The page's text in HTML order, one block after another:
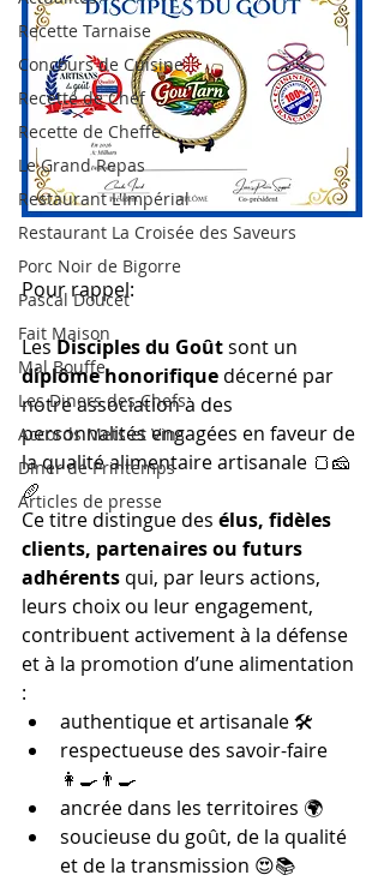
Recette Tarnaise
Concours de Cuisine
Recette de Chef
Recette de Cheffe
Le Grand Repas
Restaurant L'Impérial
Restaurant La Croisée des Saveurs
Porc Noir de Bigorre
Pascal Doucet
Fait Maison
Mal Bouffe
Les Diners des Chefs
Accords Mets et Vins
Diner de Printemps
Articles de presse
Pour rappel:
Les Disciples du Goût sont un
diplôme honorifique décerné par
notre association à des
personnalités engagées en faveur de
la qualité alimentaire artisanale 🍞🧀
🥖
Ce titre distingue des élus, fidèles
clients, partenaires ou futurs
adhérents qui, par leurs actions,
leurs choix ou leur engagement,
contribuent activement à la défense
et à la promotion d’une alimentation
:
authentique et artisanale 🛠️
respectueuse des savoir-faire
👩‍🍳👨‍🍳
ancrée dans les territoires 🌍
soucieuse du goût, de la qualité
et de la transmission 😍📚